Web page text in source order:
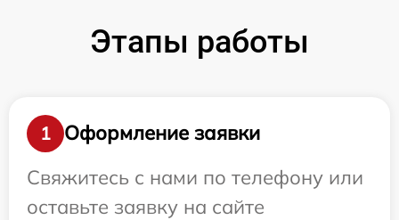
Этапы работы
1
Оформление заявки
Свяжитесь с нами по телефону или
оставьте заявку на сайте